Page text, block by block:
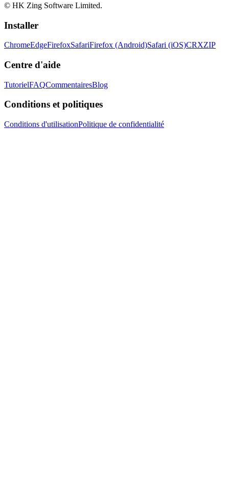
© HK Zing Software Limited.
Installer
ChromeEdgeFirefoxSafariFirefox (Android)Safari (iOS)CRXZIP
Centre d'aide
TutorielFAQCommentairesBlog
Conditions et politiques
Conditions d'utilisationPolitique de confidentialité